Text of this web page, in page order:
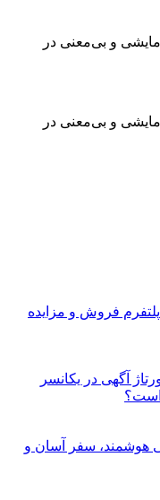
و بی‌معنی در
و بی‌معنی در
پلتفرم فروش و مزایده
آگهی در یکانسر
است؟
هوشمند، سفر آسان و